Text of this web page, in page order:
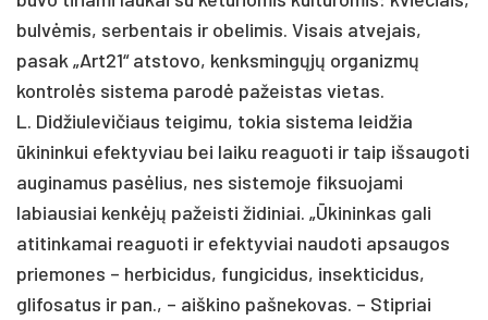
bulvėmis, serbentais ir obelimis. Visais atvejais,
pasak „Art21“ atstovo, kenksmingųjų organizmų
kontrolės sistema parodė pažeistas vietas.
L. Didžiulevičiaus teigimu, tokia sistema leidžia
ūkininkui efektyviau bei laiku reaguoti ir taip išsaugoti
auginamus pasėlius, nes sistemoje fiksuojami
labiausiai kenkėjų pažeisti židiniai. „Ūkininkas gali
atitinkamai reaguoti ir efektyviai naudoti apsaugos
priemones – herbicidus, fungicidus, insekticidus,
glifosatus ir pan., – aiškino pašnekovas. – Stipriai